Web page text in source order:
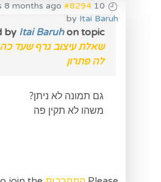
10 years 8 months ago
#8294
by Itai Baruh
by Itai Baruhon topic
שאלת עיצוב גרף שעד
לה פתרון
גם תמונה לא ניתן?
משהו לא תקין פה